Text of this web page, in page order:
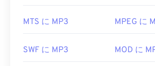
Winamp 、Elmedia Playerなどがあ
合は、AIFFファイルを開くために
ばいいですか?
MP3ファイルは非常に普及している
どの主要なオーディオ再生プログラ
MTS に MP3 MPEG に
SWF に MP3 MOD に